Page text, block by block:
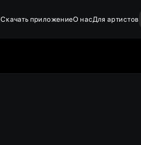
Скачать приложениеО насДля артистов